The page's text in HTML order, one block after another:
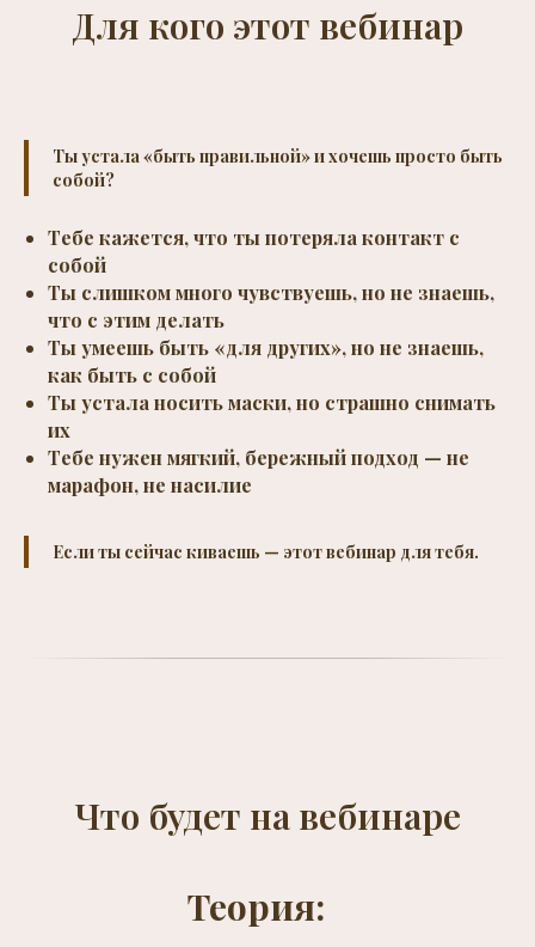
Для кого этот вебинар
Ты устала «быть правильной» и хочешь просто быть
собой?
Тебе кажется, что ты потеряла контакт с
собой
Ты слишком много чувствуешь, но не знаешь,
что с этим делать
Ты умеешь быть «для других», но не знаешь,
как быть с собой
Ты устала носить маски, но страшно снимать
их
Тебе нужен мягкий, бережный подход — не
марафон, не насилие
Если ты сейчас киваешь — этот вебинар для тебя.
Что будет на вебинаре
Теория: